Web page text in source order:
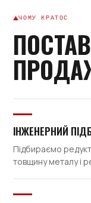
ЧОМУ КРАТОС
ІНЖЕНЕРНИЙ
Підбираємо
товщину металу і